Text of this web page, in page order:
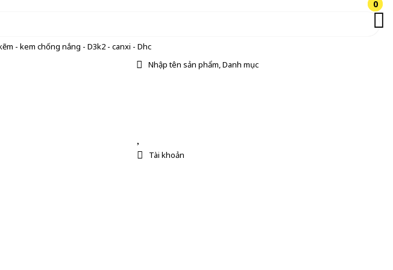
- kem chống nắng - D3k2 - canxi - Dhc
Nhập tên sản phẩm, Danh mục
0
Tài khoản
0